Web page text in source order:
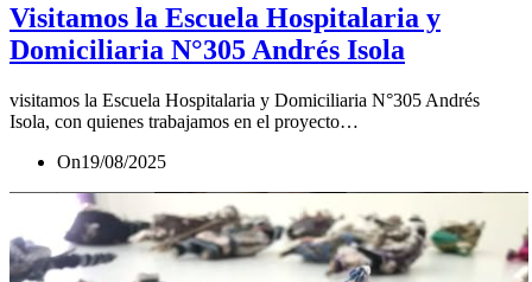
Visitamos la Escuela Hospitalaria y
Domiciliaria N°305 Andrés Isola
visitamos la Escuela Hospitalaria y Domiciliaria N°305 Andrés
Isola, con quienes trabajamos en el proyecto…
On19/08/2025